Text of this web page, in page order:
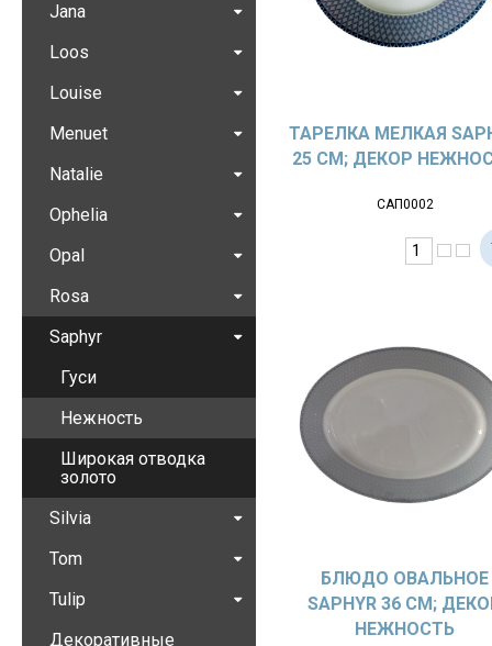
ТАРЕЛКА МЕЛКАЯ
25 СМ; ДЕКОР
САП0002
БЛЮДО ОВАЛЬНОЕ
SAPHYR 36 СМ;
НЕЖНОСТЬ
Jana
Loos
Louise
Menuet
Natalie
Ophelia
Opal
Rosa
Saphyr
Гуси
Нежность
Широкая отводка
золото
Silvia
Tom
Tulip
Декоративные